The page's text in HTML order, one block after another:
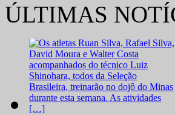
ÚLTIMAS